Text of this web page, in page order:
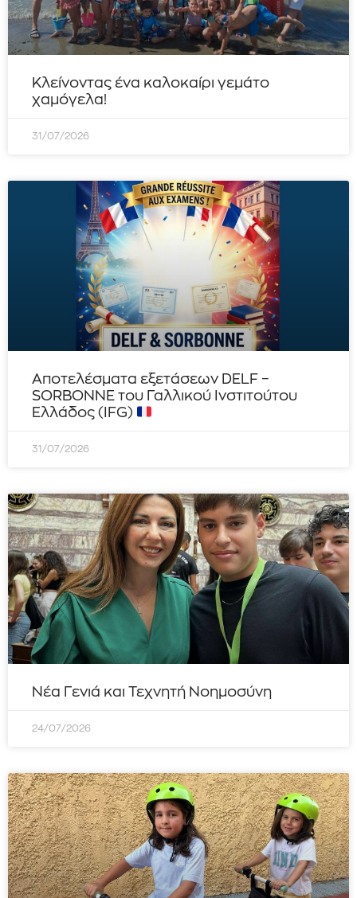
Κλείνοντας ένα καλοκαίρι γεμάτο
χαμόγελα!
31/07/2026
Αποτελέσματα εξετάσεων DELF –
SORBONNE του Γαλλικού Ινστιτούτου
Ελλάδος (IFG)
31/07/2026
Νέα Γενιά και Τεχνητή Νοημοσύνη
24/07/2026